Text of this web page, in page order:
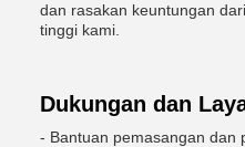
dan rasakan keuntungan
tinggi kami.
Dukungan dan
- Bantuan pemasangan dan